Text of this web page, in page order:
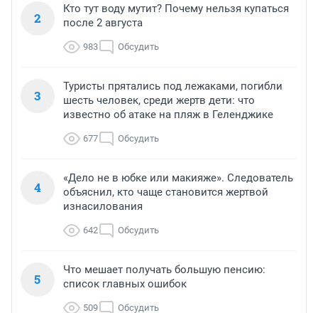
2
Кто тут воду мутит? Почему нельзя купаться
после 2 августа
983 Обсудить
3
Туристы прятались под лежаками, погибли
шесть человек, среди жертв дети: что
известно об атаке на пляж в Геленджике
677 Обсудить
4
«Дело не в юбке или макияже». Следователь
объяснил, кто чаще становится жертвой
изнасилования
642 Обсудить
5
Что мешает получать большую пенсию:
список главных ошибок
509 Обсудить